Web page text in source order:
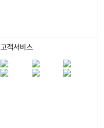
고객서비스